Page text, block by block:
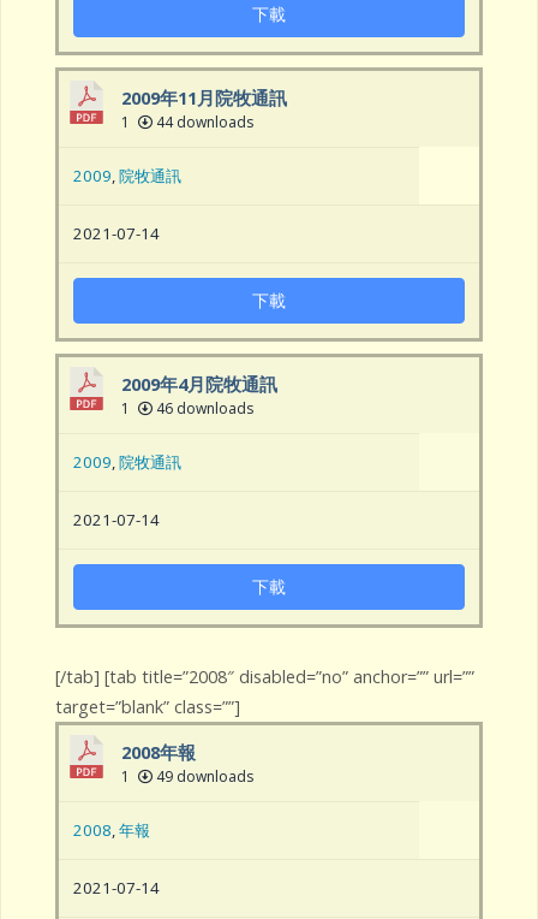
下載
2009年11月院牧通訊
1 44 downloads
2009,院牧通訊
2021-07-14
下載
2009年4月院牧通訊
1 46 downloads
2009,院牧通訊
2021-07-14
下載
[/tab] [tab title=”2008″ disabled=”no” anchor=”” url=””
target=”blank” class=””]
2008年報
1 49 downloads
2008,年報
2021-07-14